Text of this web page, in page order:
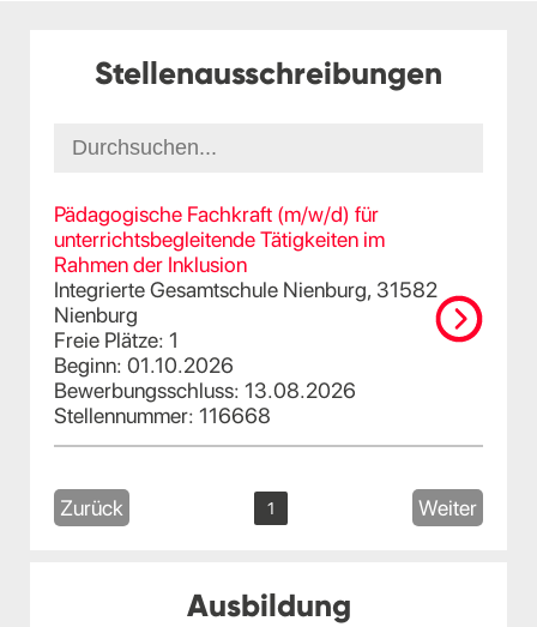
Stellenausschreibungen
Pädagogische Fachkraft (m/w/d) für
unterrichtsbegleitende Tätigkeiten im
Rahmen der Inklusion
Integrierte Gesamtschule Nienburg, 31582
Nienburg
Freie Plätze: 1
Beginn: 01.10.2026
Bewerbungsschluss: 13.08.2026
Stellennummer: 116668
Zurück 1 Weiter
Ausbildung